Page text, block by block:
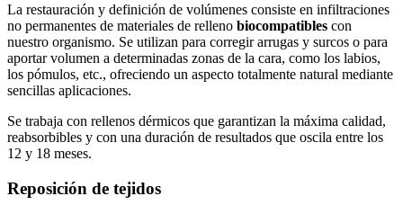
La restauración y definición de volúmenes consiste en infiltraciones
no permanentes de materiales de relleno biocompatibles con
nuestro organismo. Se utilizan para corregir arrugas y surcos o para
aportar volumen a determinadas zonas de la cara, como los labios,
los pómulos, etc., ofreciendo un aspecto totalmente natural mediante
sencillas aplicaciones.
Se trabaja con rellenos dérmicos que garantizan la máxima calidad,
reabsorbibles y con una duración de resultados que oscila entre los
12 y 18 meses.
Reposición de tejidos